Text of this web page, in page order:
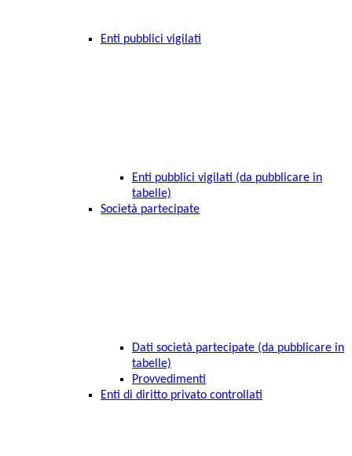
Enti pubblici vigilati
Enti pubblici vigilati (da pubblicare in
tabelle)
Società partecipate
Dati società partecipate (da pubblicare in
tabelle)
Provvedimenti
Enti di diritto privato controllati